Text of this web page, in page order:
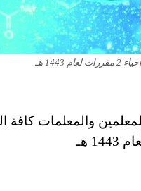
هـ
والمعلمات كافة
هـ